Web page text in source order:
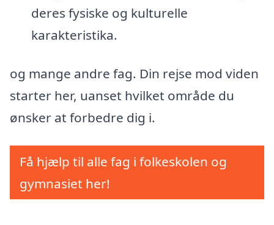
deres fysiske og kulturelle
karakteristika.
og mange andre fag. Din rejse mod viden
starter her, uanset hvilket område du
ønsker at forbedre dig i.
Få hjælp til alle fag i folkeskolen og
gymnasiet her!